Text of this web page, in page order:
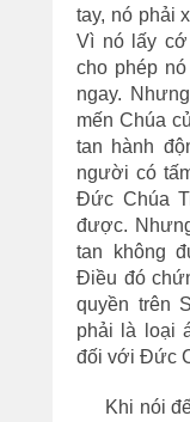
tay, nó phải
Vì nó lấy
cho phép
ngay.
mến Chúa
tan hành
người có
Đức Chúa
được.
tan không
Điều đó
quyền trên
phải là loại
đối với Đức
Khi nói